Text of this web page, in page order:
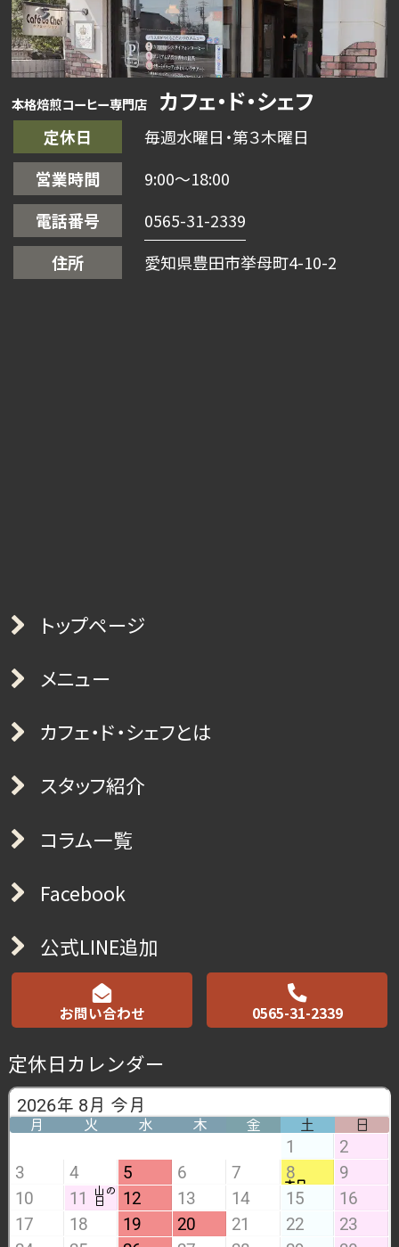
本格焙煎コーヒー専門店 カフェ・ド・シェフ
定休日
毎週水曜日・第３木曜日
営業時間
9:00〜18:00
電話番号
0565-31-2339
住所
愛知県豊田市挙母町4-10-2
トップページ
メニュー
カフェ・ド・シェフとは
スタッフ紹介
コラム一覧
Facebook
公式LINE追加
お問い合わせ 0565-31-2339
定休日カレンダー